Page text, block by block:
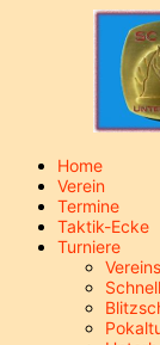
Home
Verein
Termine
Taktik-Ecke
Turniere